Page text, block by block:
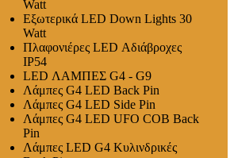
Watt
Εξωτερικά LED Down Lights 30
Watt
Πλαφονιέρες LED Αδιάβροχες
IP54
LED ΛΑΜΠΕΣ G4 - G9
Λάμπες G4 LED Back Pin
Λάμπες G4 LED Side Pin
Λάμπες G4 LED UFO COB Back
Pin
Λάμπες LED G4 Κυλινδρικές